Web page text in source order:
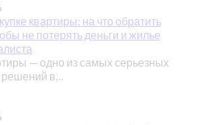
квартиры: на что обратить
не потерять деньги и жилье
— одно из самых серьезных
в…